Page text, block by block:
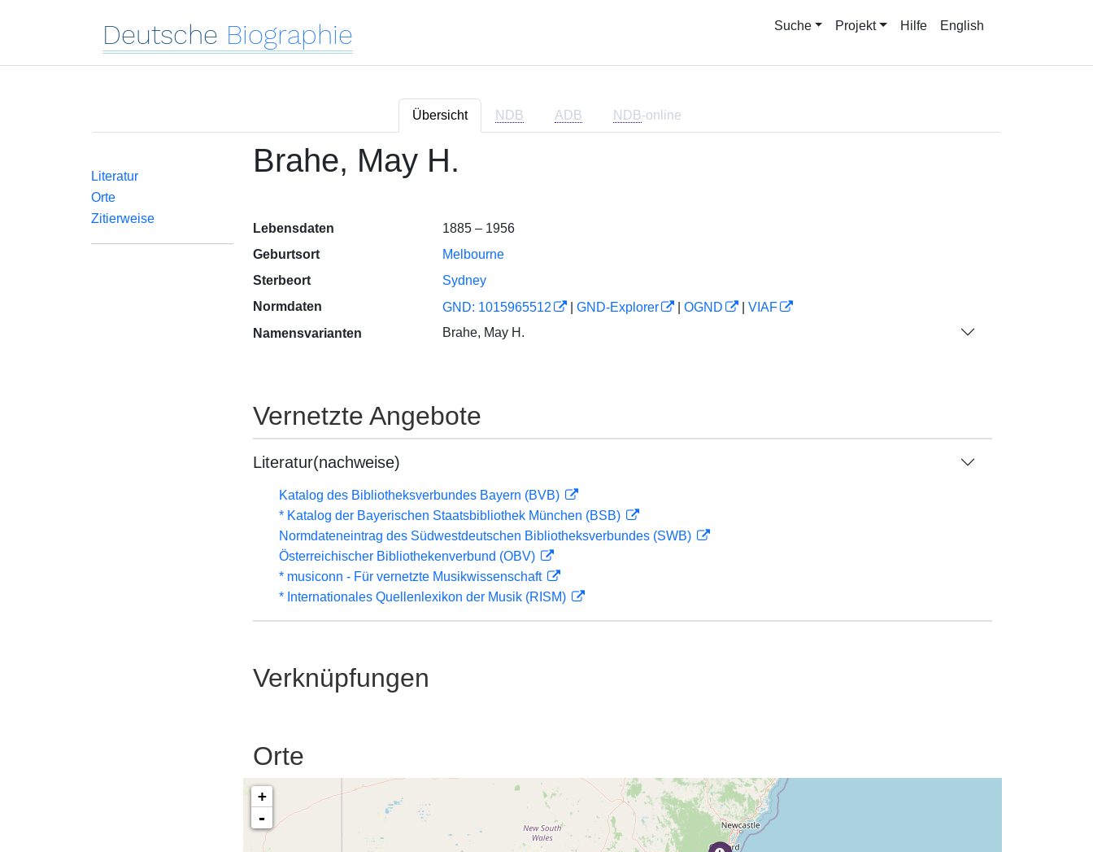
Deutsche Biographie Suche Projekt Hilfe English
Übersicht NDB ADB NDB-online
Literatur
Orte
Zitierweise
Brahe, May H.
Lebensdaten
1885 – 1956
Geburtsort
Melbourne
Sterbeort
Sydney
Normdaten
GND: 1015965512 GND-Explorer OGND
VIAF
Namensvarianten
Brahe, May H.
Vernetzte Angebote
Literatur(nachweise)
Katalog des Bibliotheksverbundes Bayern (BVB)
* Katalog der Bayerischen Staatsbibliothek München (BSB)
Normdateneintrag des Südwestdeutschen Bibliotheksverbundes (SWB)
Österreichischer Bibliothekenverbund (OBV)
* musiconn - Für vernetzte Musikwissenschaft
* Internationales Quellenlexikon der Musik (RISM)
Verknüpfungen
Orte
+
-